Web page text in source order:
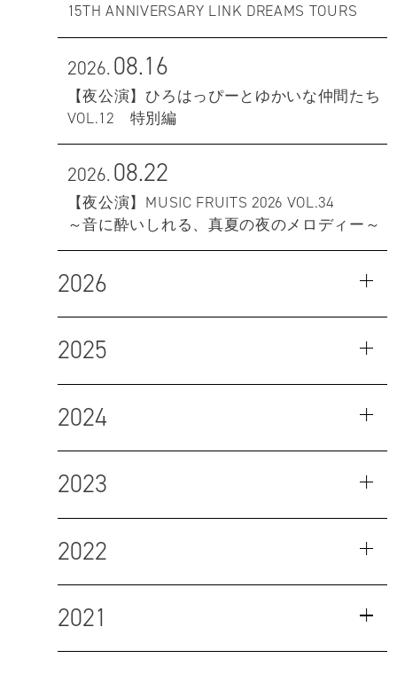
15TH ANNIVERSARY LINK DREAMS TOURS
2026.08.16
【夜公演】ひろはっぴーとゆかいな仲間たち
VOL.12 特別編
2026.08.22
【夜公演】MUSIC FRUITS 2026 VOL.34
～音に酔いしれる、真夏の夜のメロディー～
2026
2025
2024
2023
2022
2021